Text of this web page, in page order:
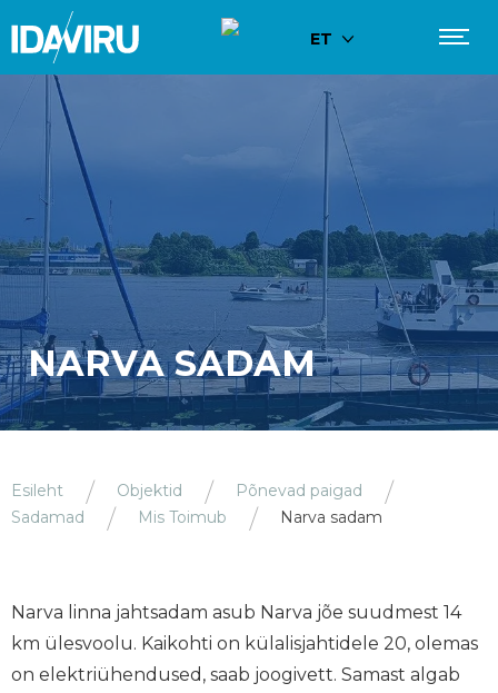
ET
NARVA SADAM
Esileht Objektid
Põnevad paigad
Sadamad
Mis Toimub Narva sadam
Narva linna jahtsadam asub Narva jõe suudmest 14
km ülesvoolu. Kaikohti on külalisjahtidele 20, olemas
on elektriühendused, saab joogivett. Samast algab